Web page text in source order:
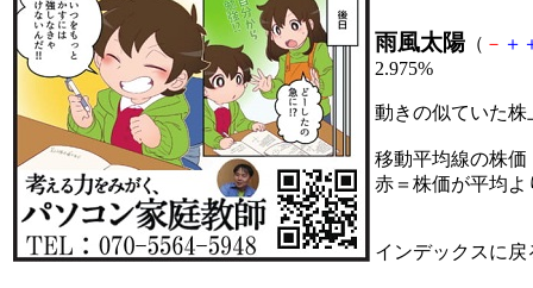
雨風太陽 （ － ＋
2.975%
動きの似ていた
移動平均線の株価
赤＝株価が平均
インデックスに戻